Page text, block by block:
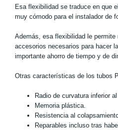
Esa flexibilidad se traduce en que
muy cómodo para el instalador de
Además, esa flexibilidad le permite
accesorios necesarios para hacer
importante ahorro de tiempo y de
Otras características de los tubos
Radio de curvatura inferior
Memoria plástica.
Resistencia al
Reparables incluso tras